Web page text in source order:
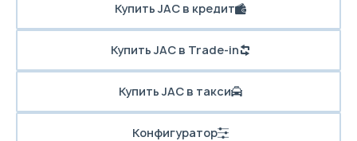
Купить JAC в кредит
Купить JAC в Trade-in
Купить JAC в такси
Конфигуратор